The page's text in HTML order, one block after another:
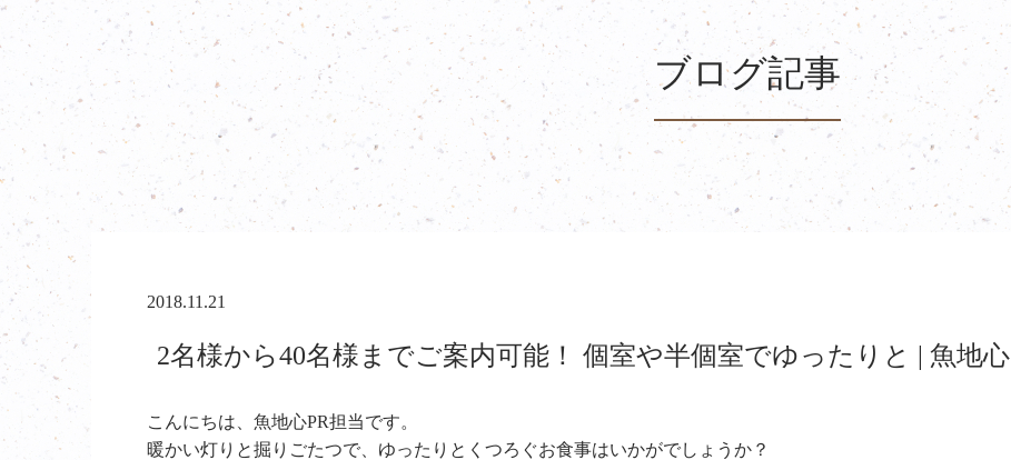
ブログ記事
2018.11.21
2名様から40名様までご案内可能！ 個室や半個室でゆったりと | 魚地心
こんにちは、魚地心PR担当です。
暖かい灯りと掘りごたつで、ゆったりとくつろぐお食事はいかがでしょうか？